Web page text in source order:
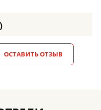
ОСТАВИТЬ ОТЗЫВ